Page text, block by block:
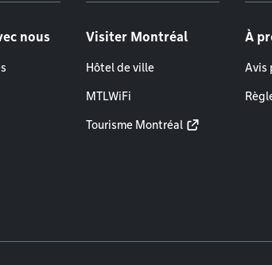
nous Visiter Montréal
Hôtel de ville
MTLWiFi
Tourisme Montréal
À
Avis